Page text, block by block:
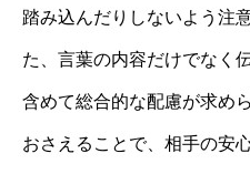
踏み込んだりしないよう注
た、言葉の内容だけでなく
含めて総合的な配慮が求め
おさえることで、相手の安